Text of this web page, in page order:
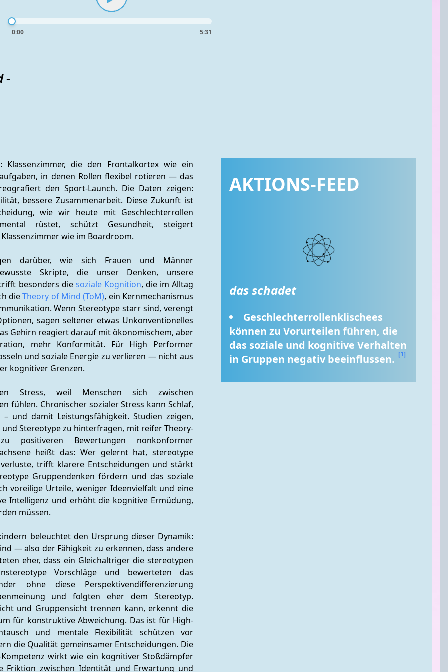
-
0:00 5:31
die den Frontalkortex wie ein
in denen Rollen flexibel rotieren — das
den Sport-Launch. Die Daten zeigen:
bessere Zusammenarbeit. Diese Zukunft ist
wie wir heute mit Geschlechterrollen
rüstet, schützt Gesundheit, steigert
wie im Boardroom.
darüber, wie sich Frauen und Männer
Skripte, die unser Denken, unsere
besonders die soziale Kognition, die im Alltag
die Theory of Mind (ToM), ein Kernmechanismus
Wenn Stereotype starr sind, verengt
sagen seltener etwas Unkonventionelles
Gehirn reagiert darauf mit ökonomischem, aber
mehr Konformität. Für High Performer
und soziale Energie zu verlieren — nicht aus
kognitiver Grenzen.
Stress, weil Menschen sich zwischen
fühlen. Chronischer sozialer Stress kann Schlaf,
und damit Leistungsfähigkeit. Studien zeigen,
Stereotype zu hinterfragen, mit reifer Theory-
positiveren Bewertungen nonkonformer
heißt das: Wer gelernt hat, stereotype
trifft klarere Entscheidungen und stärkt
Gruppendenken fördern und das soziale
voreilige Urteile, weniger Ideenvielfalt und eine
Intelligenz und erhöht die kognitive Ermüdung,
müssen.
beleuchtet den Ursprung dieser Dynamik:
— also der Fähigkeit zu erkennen, dass andere
eher, dass ein Gleichaltriger die stereotypen
Vorschläge und bewerteten das
ohne diese Perspektivendifferenzierung
und folgten eher dem Stereotyp.
und Gruppensicht trennen kann, erkennt die
für konstruktive Abweichung. Das ist für High-
und mentale Flexibilität schützen vor
die Qualität gemeinsamer Entscheidungen. Die
wirkt wie ein kognitiver Stoßdämpfer
zwischen Identität und Erwartung und
AKTIONS-FEED
das schadet
Geschlechterrollenklischees
können zu Vorurteilen führen, die
das soziale und kognitive Verhalten
in Gruppen negativ beeinflussen. [1]